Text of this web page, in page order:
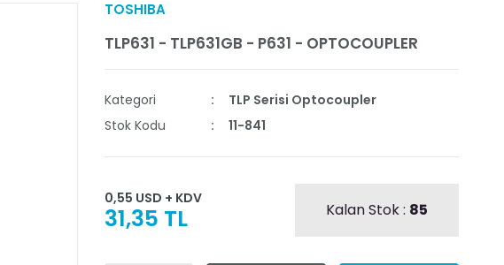
TOSHIBA
TLP631 - TLP631GB - P631 - OPTOCOUPLER
Kategori
TLP Serisi Optocoupler
Stok Kodu
11-841
0,55 USD + KDV
31,35 TL Kalan Stok : 85